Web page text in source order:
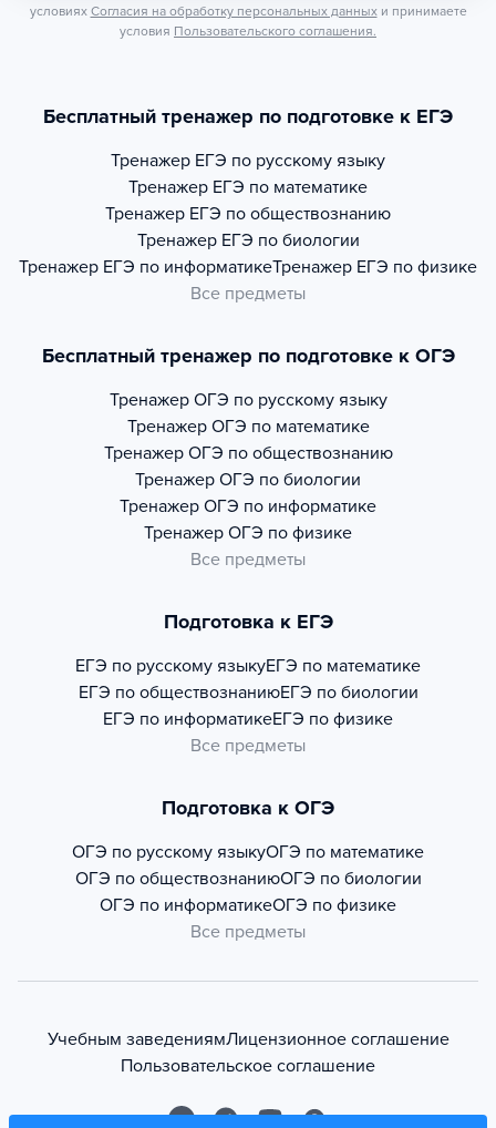
условиях Согласия на обработку персональных данных и принимаете
условия Пользовательского соглашения.
Бесплатный тренажер по подготовке к ЕГЭ
Тренажер ЕГЭ по русскому языку
Тренажер ЕГЭ по математике
Тренажер ЕГЭ по обществознанию
Тренажер ЕГЭ по биологии
Тренажер ЕГЭ по информатикеТренажер ЕГЭ по физике
Все предметы
Бесплатный тренажер по подготовке к ОГЭ
Тренажер ОГЭ по русскому языку
Тренажер ОГЭ по математике
Тренажер ОГЭ по обществознанию
Тренажер ОГЭ по биологии
Тренажер ОГЭ по информатике
Тренажер ОГЭ по физике
Все предметы
Подготовка к ЕГЭ
ЕГЭ по русскому языкуЕГЭ по математике
ЕГЭ по обществознаниюЕГЭ по биологии
ЕГЭ по информатикеЕГЭ по физике
Все предметы
Подготовка к ОГЭ
ОГЭ по русскому языкуОГЭ по математике
ОГЭ по обществознаниюОГЭ по биологии
ОГЭ по информатикеОГЭ по физике
Все предметы
Учебным заведениямЛицензионное соглашение
Пользовательское соглашение